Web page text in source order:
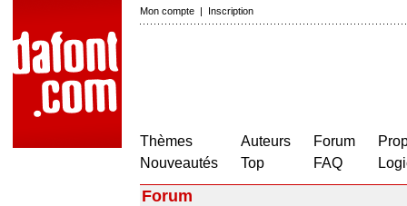
Mon compte | Inscription
Thèmes
Nouveautés
Auteurs
Top
Forum
FAQ
Forum